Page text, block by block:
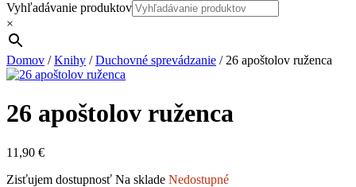
Vyhľadávanie produktov
×
Domov /Knihy /Duchovné sprevádzanie / 26 apoštolov ruženca
26 apoštolov ruženca
11,90 €
Zisťujem dostupnosť Na sklade Nedostupné